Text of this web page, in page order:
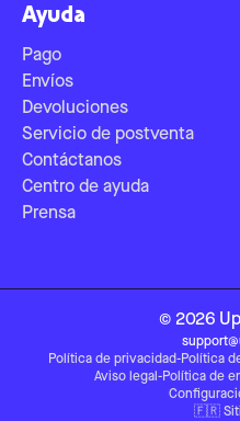
Ayuda
Pago
Envíos
Devoluciones
Servicio de postventa
Contáctanos
Centro de ayuda
Prensa
© 2026
Política de privacidad-Política
Aviso legal -Política de
🇫🇷